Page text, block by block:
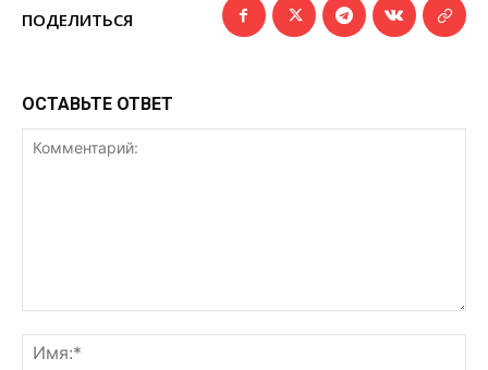
ПОДЕЛИТЬСЯ
ОСТАВЬТЕ ОТВЕТ